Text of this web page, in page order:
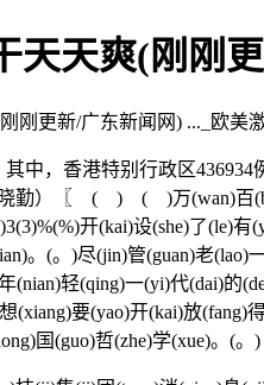
天爽(刚刚
更新/广东新闻网) ..._欧美
港特别行政区436934例
勤）〖 ( ) ( )万(wan)百(bai)
开(kai)设(she)了(le)
。(。)尽(jin)管(guan)老
(nian)轻(qing)一(yi)代(dai)的
(xiang)要(yao)开(kai)放
国(guo)哲(zhe)学(xue)。(。)